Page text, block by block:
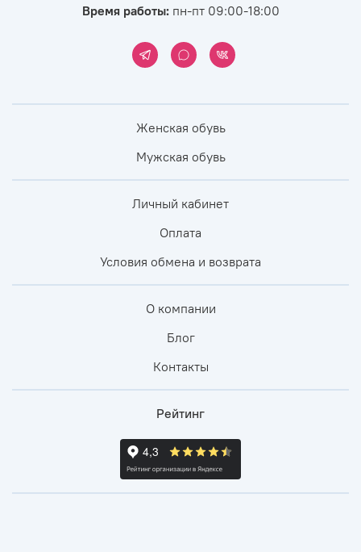
Время работы:пн-пт 09:00-18:00
Женская обувь
Мужская обувь
Личный кабинет
Оплата
Условия обмена и возврата
О компании
Блог
Контакты
Рейтинг